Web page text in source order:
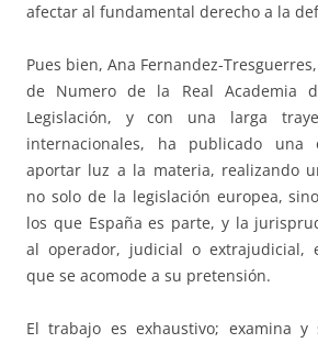
afectar al fundamental derecho a la
Pues bien, Ana Fernandez-
de Numero de la Real Academia
Legislación, y con una larga
internacionales, ha publicado
aportar luz a la materia, realizando
no solo de la legislación europea,
los que España es parte, y la
al operador, judicial o extrajudicial,
que se acomode a su pretensión.
El trabajo es exhaustivo; examina y